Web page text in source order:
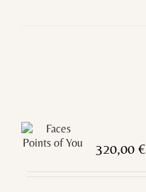
320,00 €